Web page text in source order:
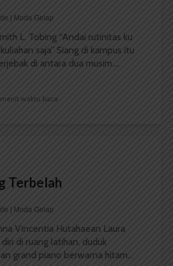
| Moda Gelap
L. Tobing “Andai rutinitas ku
saja” Siang di kampus itu
di antara dua musim....
waktu baca
Terbelah
| Moda Gelap
Vincentia Hutahaean Laura
di ruang latihan, duduk
grand piano berwarna hitam...